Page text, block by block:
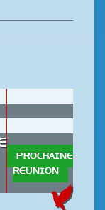
PROCHAINE
RÉUNION